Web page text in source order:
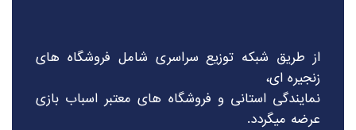
از طریق شبکه توزیع سراسری شامل فروشگاه های
زنجیره ای،
نمایندگی استانی و فروشگاه های معتبر اسباب بازی
عرضه میگردد.